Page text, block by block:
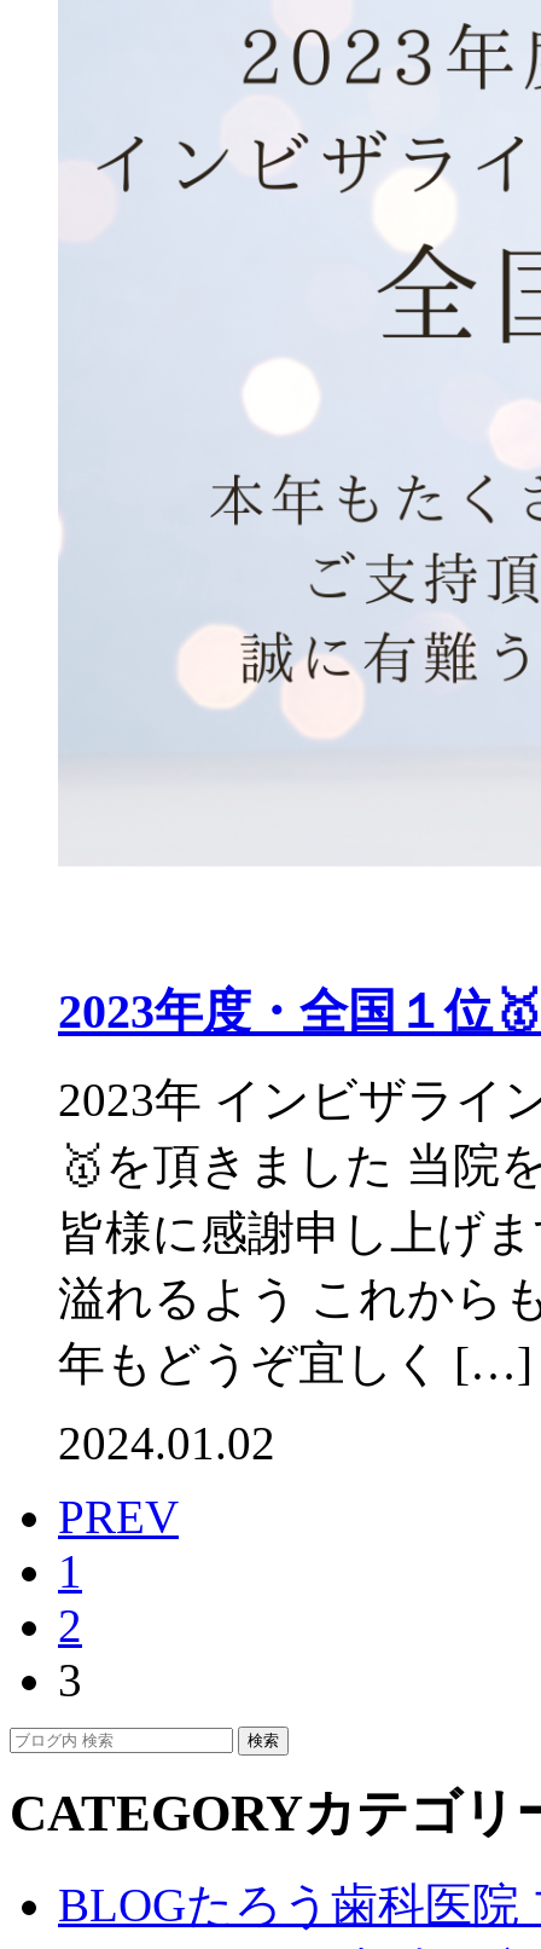
2023年度・全国１位
2023年 インビザライ
🥇を頂きました 当院
皆様に感謝申し上げ
溢れるよう これから
年もどうぞ宜しく […]
2024.01.02
PREV
1
2
3
CATEGORYカテゴリ
BLOGたろう歯科医院